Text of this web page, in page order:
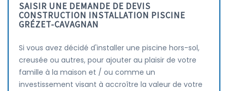
SAISIR UNE DEMANDE DE DEVIS
CONSTRUCTION INSTALLATION PISCINE
GRÉZET-CAVAGNAN
Si vous avez décidé d'installer une piscine hors-sol,
creusée ou autres, pour ajouter au plaisir de votre
famille à la maison et / ou comme un
investissement visant à accroître la valeur de votre